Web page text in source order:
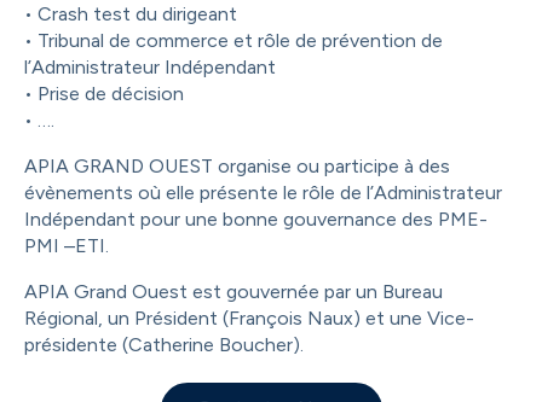
• Crash test du dirigeant
• Tribunal de commerce et rôle de prévention de
l’Administrateur Indépendant
• Prise de décision
• ….
APIA GRAND OUEST organise ou participe à des
évènements où elle présente le rôle de l’Administrateur
Indépendant pour une bonne gouvernance des PME-
PMI –ETI.
APIA Grand Ouest est gouvernée par un Bureau
Régional, un Président (François Naux) et une Vice-
présidente (Catherine Boucher).